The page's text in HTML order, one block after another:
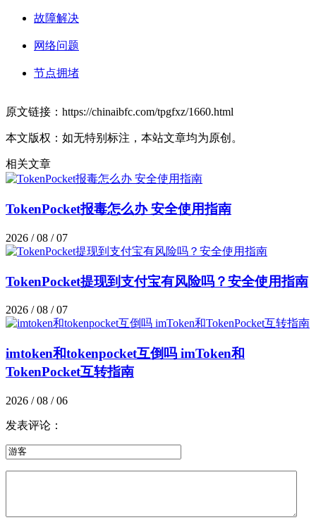
故障解决
网络问题
节点拥堵
原文链接：https://chinaibfc.com/tpgfxz/1660.html
本文版权：如无特别标注，本站文章均为原创。
相关文章
TokenPocket报毒怎么办 安全使用指南
2026 / 08 / 07
TokenPocket提现到支付宝有风险吗？安全使用指南
2026 / 08 / 07
imtoken和tokenpocket互倒吗 imToken和
TokenPocket互转指南
2026 / 08 / 06
发表评论：